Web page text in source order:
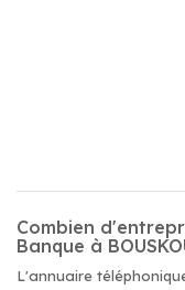
Combien
Banque à
L'annuaire